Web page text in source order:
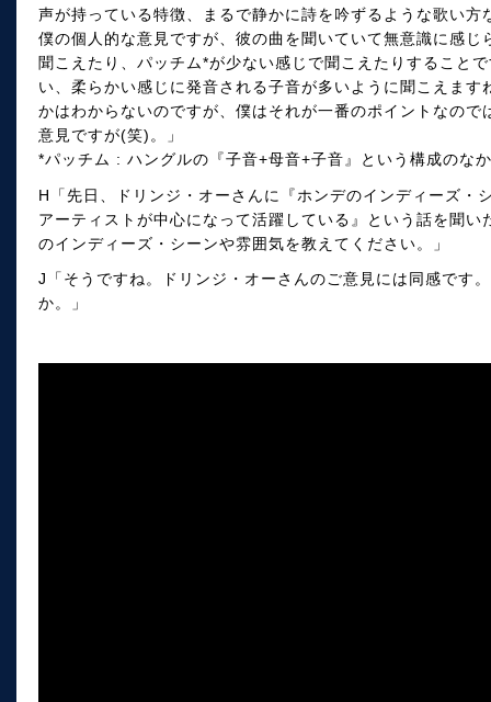
声が持っている特徴、まるで静かに詩を吟ずるような歌い
僕の個人的な意見ですが、彼の曲を聞いていて無意識に感
聞こえたり、パッチム*が少ない感じで聞こえたりすること
い、柔らかい感じに発音される子音が多いように聞こえま
かはわからないのですが、僕はそれが一番のポイントなの
意見ですが(笑)。」
*パッチム : ハングルの『子音+母音+子音』という構成のな
H「先日、ドリンジ・オーさんに『ホンデのインディーズ・
アーティストが中心になって活躍している』という話を聞
のインディーズ・シーンや雰囲気を教えてください。」
J「そうですね。ドリンジ・オーさんのご意見には同感です
か。」